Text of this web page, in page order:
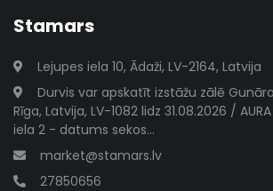
Stamars
Lejupes iela 10, Ādaži, LV-2164, Latvija
Durvis var apskatīt izstāžu zālē
Rīga, Latvija, LV-1082 lidz 31.08.2026 /
iela 2 - datums sekos...
market@stamars.lv
27850656